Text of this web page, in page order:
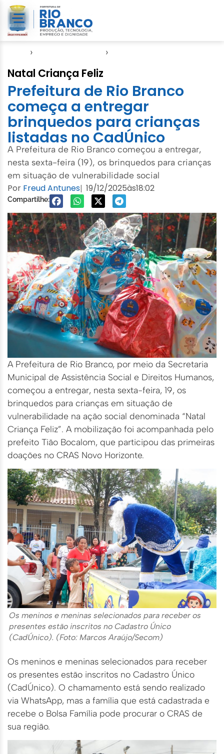
› ›
Natal Criança Feliz
Prefeitura de Rio Branco
começa a entregar
brinquedos para crianças
listadas no CadÚnico
A Prefeitura de Rio Branco começou a entregar,
nesta sexta-feira (19), os brinquedos para crianças
em situação de vulnerabilidade social
Por Freud Antunes| 19/12/2025às18:02
Compartilhe:
A Prefeitura de Rio Branco, por meio da Secretaria
Municipal de Assistência Social e Direitos Humanos,
começou a entregar, nesta sexta-feira, 19, os
brinquedos para crianças em situação de
vulnerabilidade na ação social denominada “Natal
Criança Feliz”. A mobilização foi acompanhada pelo
prefeito Tião Bocalom, que participou das primeiras
doações no CRAS Novo Horizonte.
Os meninos e meninas selecionados para receber os
presentes estão inscritos no Cadastro Único
(CadÚnico). (Foto: Marcos Araújo/Secom)
Os meninos e meninas selecionados para receber
os presentes estão inscritos no Cadastro Único
(CadÚnico). O chamamento está sendo realizado
via WhatsApp, mas a família que está cadastrada e
recebe o Bolsa Família pode procurar o CRAS de
sua região.